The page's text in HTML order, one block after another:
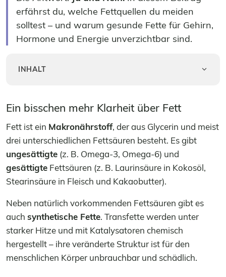
erfährst du, welche Fettquellen du meiden
solltest – und warum gesunde Fette für Gehirn,
Hormone und Energie unverzichtbar sind.
INHALT
Ein bisschen mehr Klarheit über Fett
Fett ist ein Makronährstoff, der aus Glycerin und meist
drei unterschiedlichen Fettsäuren besteht. Es gibt
ungesättigte (z. B. Omega-3, Omega-6) und
gesättigte Fettsäuren (z. B. Laurinsäure in Kokosöl,
Stearinsäure in Fleisch und Kakaobutter).
Neben natürlich vorkommenden Fettsäuren gibt es
auch synthetische Fette. Transfette werden unter
starker Hitze und mit Katalysatoren chemisch
hergestellt – ihre veränderte Struktur ist für den
menschlichen Körper unbrauchbar und schädlich.